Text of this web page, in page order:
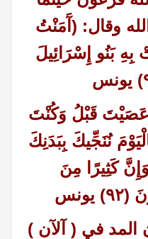
وقال: (آَمَنْتُ
بِهِ بَنُو إِسْرَائِيلَ
عَصَيْتَ قَبْلُ وَكُنْتَ
(٩١) فَالْيَوْمَ نُنَجِّيكَ بِبَدَنِكَ
كَثِيرًا مِنَ
المد في ( آلآن )